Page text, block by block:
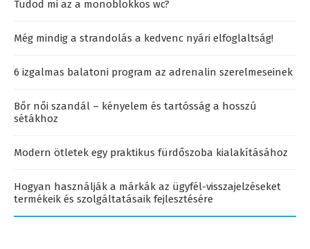
Tudod mi az a monoblokkos wc?
Még mindig a strandolás a kedvenc nyári elfoglaltság!
6 izgalmas balatoni program az adrenalin szerelmeseinek
Bőr női szandál – kényelem és tartósság a hosszú
sétákhoz
Modern ötletek egy praktikus fürdőszoba kialakításához
Hogyan használják a márkák az ügyfél-visszajelzéseket
termékeik és szolgáltatásaik fejlesztésére